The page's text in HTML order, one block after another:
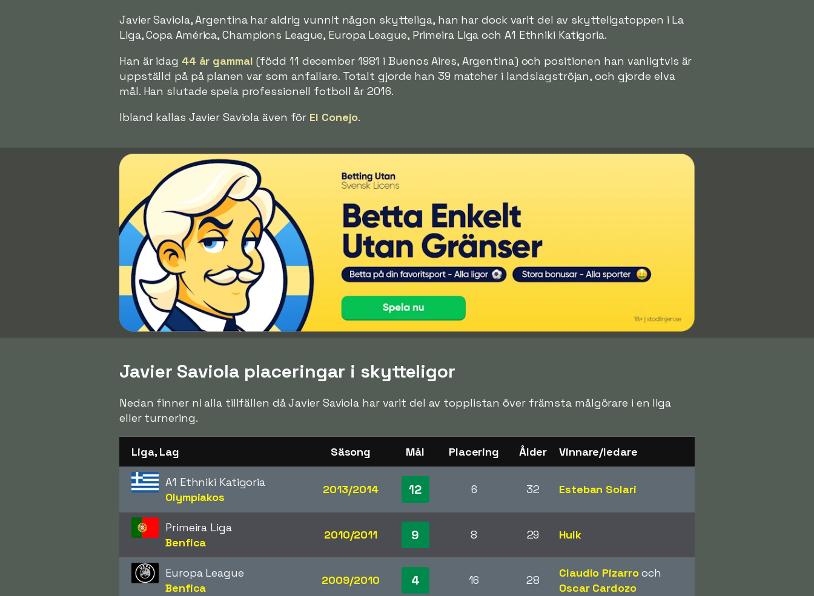
Javier Saviola, Argentina har aldrig vunnit någon skytteliga, han har dock varit del av skytteligatoppen i La
Liga, Copa América, Champions League, Europa League, Primeira Liga och A1 Ethniki Katigoria.
Han är idag 44 år gammal (född 11 december 1981 i Buenos Aires, Argentina) och positionen han vanligtvis är
uppställd på på planen var som anfallare. Totalt gjorde han 39 matcher i landslagströjan, och gjorde elva
mål. Han slutade spela professionell fotboll år 2016.
Ibland kallas Javier Saviola även för El Conejo.
Javier Saviola placeringar i skytteligor
Nedan finner ni alla tillfällen då Javier Saviola har varit del av topplistan över främsta målgörare i en liga
eller turnering.
Liga, Lag Säsong Mål Placering Ålder Vinnare/ledare
A1 Ethniki Katigoria
Olympiakos
2013/2014 12 6 32 Esteban Solari
Primeira Liga
Benfica
2010/2011 9 8 29 Hulk
Europa League
Benfica
2009/2010 4 16 28
Claudio Pizarrooch
Oscar Cardozo